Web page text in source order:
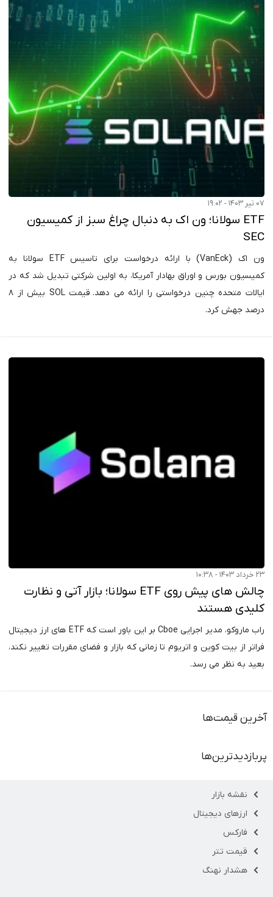
۰۷ تیر ۱۴۰۳ - ۱۹:۰۲
ETF سولانا؛ ون اک به دنبال چراغ سبز از کمیسیون
SEC
ون اک (VanEck) با ارائه درخواست برای تاسیس ETF سولانا به
کمیسیون بورس و اوراق بهادار آمریکا، به اولین شرکتی تبدیل شد که در
ایالات متحده چنین درخواستی را ارائه می دهد. قیمت SOL بیش از ۸
درصد جهش کرد.
۲۳ خرداد ۱۴۰۳ - ۱۰:۳۸
چالش های پیش روی ETF سولانا؛ بازار آتی و نظارت
کلیدی هستند
راب ماروکو، مدیر اجرایی Cboe بر این باور است که ETF های ارز دیجیتال
فراتر از بیت کوین و اتریوم تا زمانی که بازار و فضای مقررات تغییر نکند،
بعید به نظر می رسد.
آخرین قیمت‌ها
پربازدیدترین‌ها
نقشه بازار
ارزهای دیجیتال
فارکس
قیمت تتر
هشدار نهنگ